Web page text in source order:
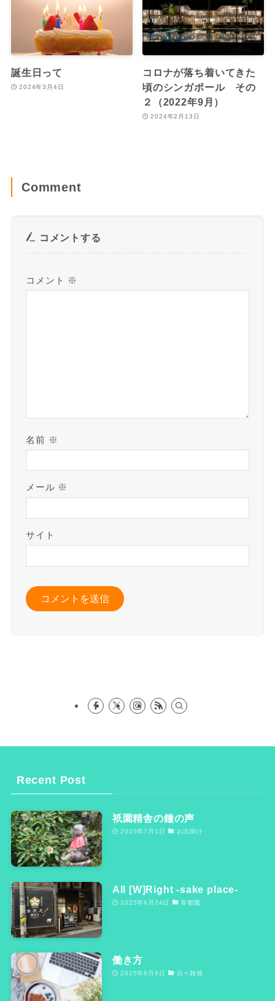
誕生日って
2024年3月4日
コロナが落ち着いてきた
頃のシンガポール その
２（2022年9月）
2024年2月13日
Comment
コメントする
コメント ※
名前 ※
メール ※
サイト
Recent Post
祇園精舎の鐘の声
2025年7月1日 お出掛け
All [W]Right -sake place-
2025年6月24日 首都圏
働き方
2025年6月9日 日々雑感